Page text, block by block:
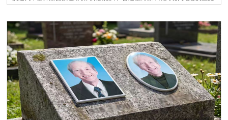
既是对先人的庄重缅怀，也是家族情感传承的重要纽带。广州印趣坊瓷像定
制深耕高温瓷像工艺多年，用专业技术与贴心服务，为无数家庭留存永恒思
念，彰显墓碑瓷像独特价值。